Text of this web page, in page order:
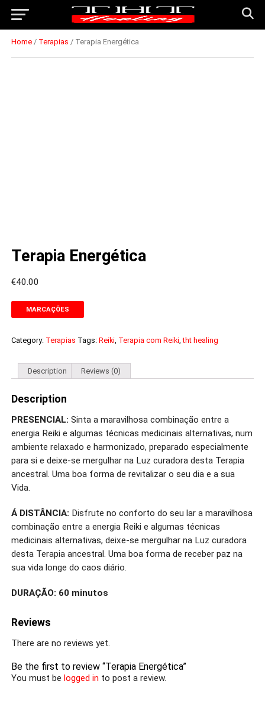
Home/ Terapias / Terapia Energética
Terapia Energética
€40.00
MARCAÇÕES
Category: Terapias Tags: Reiki, Terapia com Reiki,tht healing
Description Reviews (0)
Description
PRESENCIAL: Sinta a maravilhosa combinação entre a
energia Reiki e algumas técnicas medicinais alternativas, num
ambiente relaxado e harmonizado, preparado especialmente
para si e deixe-se mergulhar na Luz curadora desta Terapia
ancestral. Uma boa forma de revitalizar o seu dia e a sua
Vida.
Á DISTÂNCIA: Disfrute no conforto do seu lar a maravilhosa
combinação entre a energia Reiki e algumas técnicas
medicinais alternativas, deixe-se mergulhar na Luz curadora
desta Terapia ancestral. Uma boa forma de receber paz na
sua vida longe do caos diário.
DURAÇÃO: 60 minutos
Reviews
There are no reviews yet.
Be the first to review “Terapia Energética”
You must be logged into post a review.